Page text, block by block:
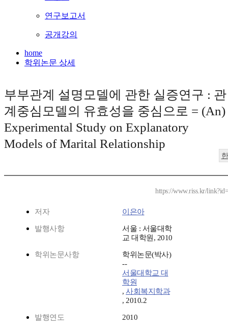
연구보고서
공개강의
home
학위논문 상세
부부관계 설명모델에 관한 실증연구 : 관
계중심모델의 유효성을 중심으로 = (An)
Experimental Study on Explanatory
Models of Marital Relationship
https://www.riss.kr/
저자 이은아
발행사항
서울 : 서울대학
교 대학원, 2010
학위논문사항
학위논문(박사)
--
서울대학교 대
학원
, 사회복지학과
, 2010.2
발행연도 2010